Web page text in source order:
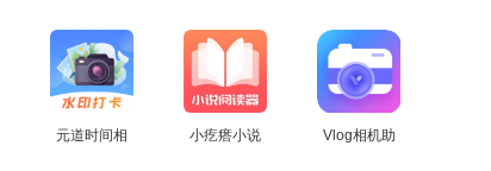
元道时间相
小疙瘩小说
Vlog相机助